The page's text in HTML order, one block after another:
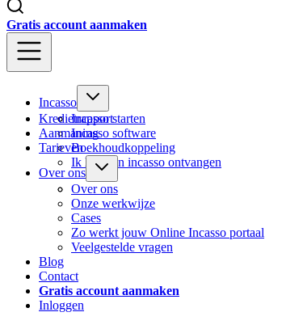
Gratis account aanmaken
Incasso
Incasso starten
Incasso software
Boekhoudkoppeling
Ik heb een incasso ontvangen
Kredietrapport
Aanmaning
Tarieven
Over ons
Over ons
Onze werkwijze
Cases
Zo werkt jouw Online Incasso portaal
Veelgestelde vragen
Blog
Contact
Gratis account aanmaken
Inloggen